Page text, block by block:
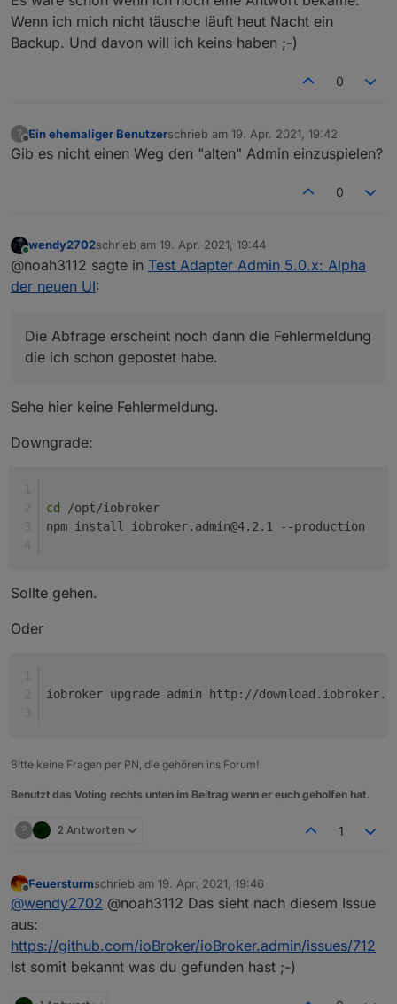
Wenn ich mich nicht täusche läuft heut Nacht ein
Backup. Und davon will ich keins haben ;-)
0
?
Offline
Ein ehemaliger Benutzerschrieb am 19. Apr. 2021, 19:42
zuletzt editiert von
Gib es nicht einen Weg den "alten" Admin einzuspielen?
0
Online
wendy2702schrieb am 19. Apr. 2021, 19:44
zuletzt editiert von
@noah3112 sagte in Test Adapter Admin 5.0.x: Alpha
der neuen UI:
Die Abfrage erscheint noch dann die Fehlermeldung
die ich schon gepostet habe.
Sehe hier keine Fehlermeldung.
Downgrade:
cd
/opt/iobroker
npm install iobroker.admin@4.2.1 --production
Sollte gehen.
Oder
iobroker upgrade admin http://
Bitte keine Fragen per PN, die gehören ins Forum!
Benutzt das Voting rechts unten im Beitrag wenn er euch geholfen hat.
? 2 Antworten 1
Offline
Feuersturmschrieb am 19. Apr. 2021, 19:46
zuletzt editiert von
@wendy2702 @noah3112 Das sieht nach diesem Issue
aus:
https://github.com/ioBroker/ioBroker.admin/issues/712
Ist somit bekannt was du gefunden hast ;-)